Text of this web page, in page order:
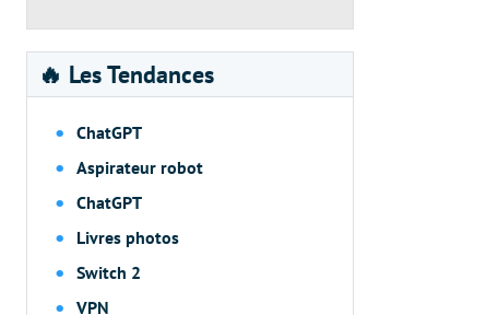
🔥 Les Tendances
ChatGPT
Aspirateur robot
ChatGPT
Livres photos
Switch 2
VPN